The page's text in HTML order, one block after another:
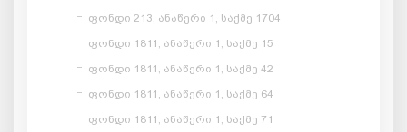
ფონდი 213, ანაწერი 1, საქმე 1704
ფონდი 1811, ანაწერი 1, საქმე 15
ფონდი 1811, ანაწერი 1, საქმე 42
ფონდი 1811, ანაწერი 1, საქმე 64
ფონდი 1811, ანაწერი 1, საქმე 71